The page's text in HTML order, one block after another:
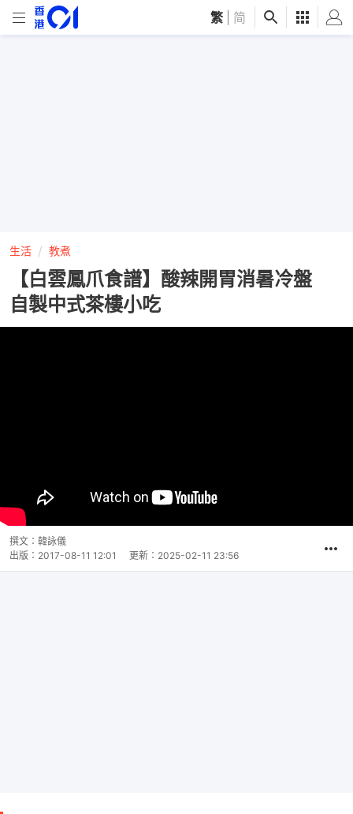
繁 简
生活 教煮
【白雲鳳爪食譜】酸辣開胃消暑冷盤
自製中式茶樓小吃
撰文： 韓詠儀
出版： 2017-08-11 12:01 更新： 2025-02-11 23:56